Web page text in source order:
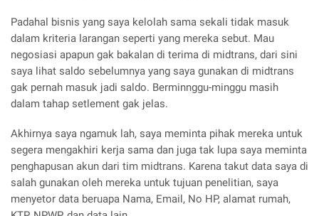
Padahal bisnis yang saya kelolah sama sekali tidak masuk
dalam kriteria larangan seperti yang mereka sebut. Mau
negosiasi apapun gak bakalan di terima di midtrans, dari sini
saya lihat saldo sebelumnya yang saya gunakan di midtrans
gak pernah masuk jadi saldo. Berminnggu-minggu masih
dalam tahap setlement gak jelas.
Akhirnya saya ngamuk lah, saya meminta pihak mereka untuk
segera mengakhiri kerja sama dan juga tak lupa saya meminta
penghapusan akun dari tim midtrans. Karena takut data saya di
salah gunakan oleh mereka untuk tujuan penelitian, saya
menyetor data beruapa Nama, Email, No HP, alamat rumah,